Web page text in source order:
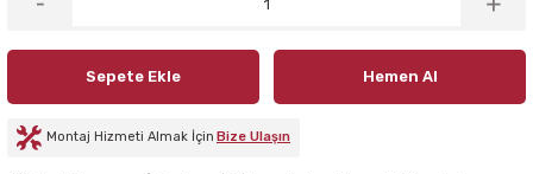
Sepete Ekle Hemen Al
Montaj Hizmeti Almak İçin Bize Ulaşın